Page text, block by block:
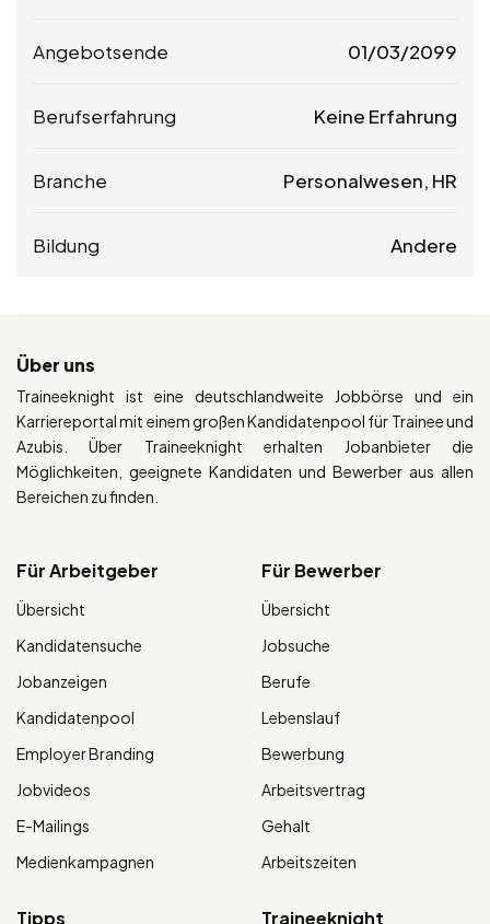
Angebotsende 01/03/2099
Berufserfahrung Keine Erfahrung
Branche Personalwesen, HR
Bildung Andere
Über uns
Traineeknight ist eine deutschlandweite Jobbörse und ein
Karriereportal mit einem großen Kandidatenpool für Trainee und
Azubis. Über Traineeknight erhalten Jobanbieter die
Möglichkeiten, geeignete Kandidaten und Bewerber aus allen
Bereichen zu finden.
Für Arbeitgeber
Übersicht
Kandidatensuche
Jobanzeigen
Kandidatenpool
Employer Branding
Jobvideos
E-Mailings
Medienkampagnen
Für Bewerber
Übersicht
Jobsuche
Berufe
Lebenslauf
Bewerbung
Arbeitsvertrag
Gehalt
Arbeitszeiten
Tipps Traineeknight